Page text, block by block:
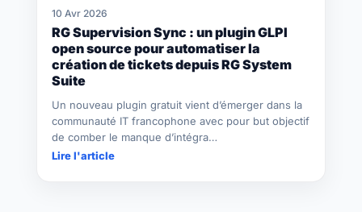
10 Avr 2026
RG Supervision Sync : un plugin GLPI
open source pour automatiser la
création de tickets depuis RG System
Suite
Un nouveau plugin gratuit vient d’émerger dans la
communauté IT francophone avec pour but objectif
de comber le manque d’intégra…
Lire l'article